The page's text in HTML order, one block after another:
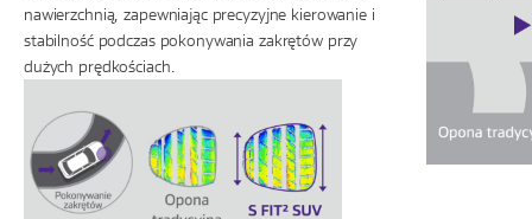
nawierzchnią, zapewniając precyzyjne kierowanie i
stabilność podczas pokonywania zakrętów przy
dużych prędkościach.